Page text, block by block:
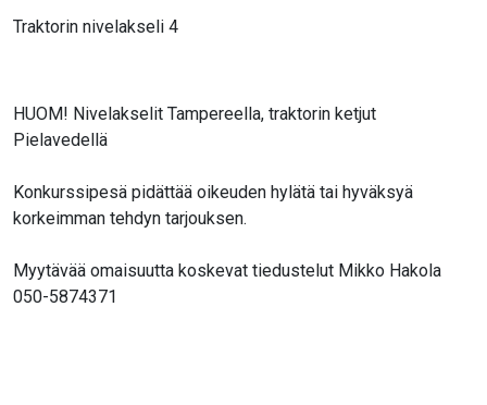
Traktorin nivelakseli 4
HUOM! Nivelakselit Tampereella, traktorin ketjut
Pielavedellä
Konkurssipesä pidättää oikeuden hylätä tai hyväksyä
korkeimman tehdyn tarjouksen.
Myytävää omaisuutta koskevat tiedustelut Mikko Hakola
050-5874371